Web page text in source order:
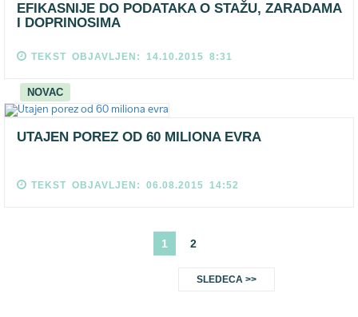
EFIKASNIJE DO PODATAKA O STAŽU, ZARADAMA
I DOPRINOSIMA
TEKST OBJAVLJEN: 14.10.2015 8:31
NOVAC
UTAJEN POREZ OD 60 MILIONA EVRA
TEKST OBJAVLJEN: 06.08.2015 14:52
1 2
SLEDECA >>